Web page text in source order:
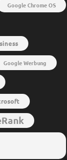
Google Chrome OS
Google Werbung